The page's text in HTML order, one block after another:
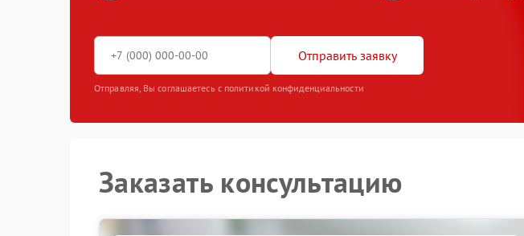
Отправить заявку
Отправляя, Вы соглашаетесь с политикой конфиденциальности
Заказать консультацию